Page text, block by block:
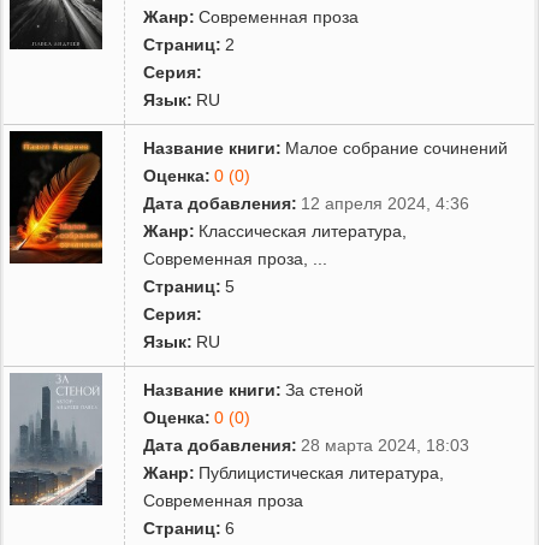
Жанр: Современная проза
Страниц: 2
Серия:
Язык: RU
Название книги: Малое собрание сочинений
Оценка: 0 (0)
Дата добавления: 12 апреля 2024, 4:36
Жанр: Классическая литература
Современная проза
Страниц: 5
Серия:
Язык: RU
Название книги: За стеной
Оценка: 0 (0)
Дата добавления: 28 марта 2024, 18:03
Жанр: Публицистическая литература
Современная проза
Страниц: 6